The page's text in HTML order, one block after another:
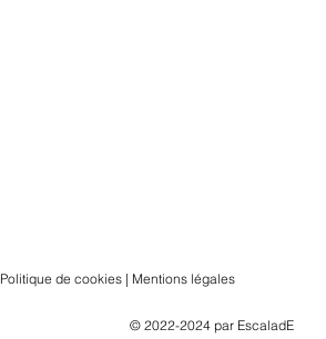
Politique de cookies | Mentions légales
© 2022-2024 par EscaladE